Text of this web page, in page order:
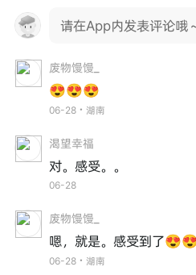
请在App内发表评论哦
废物馒馒_
😍😍😍
06-28・湖南
渴望幸福
对。感受。。
06-28
废物馒馒_
嗯，就是。感受到了
06-28・湖南